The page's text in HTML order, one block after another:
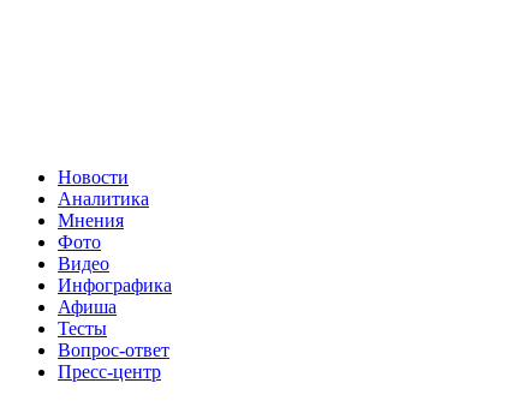
Новости
Аналитика
Мнения
Фото
Видео
Инфографика
Афиша
Тесты
Вопрос-ответ
Пресс-центр